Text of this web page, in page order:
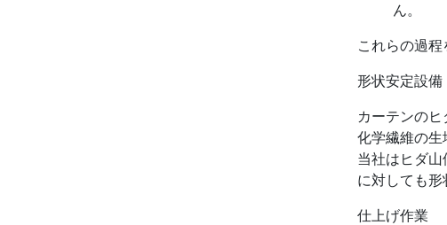
ん。
これらの過
形状安定設備
カーテンの
化学繊維の生
当社はヒダ
に対しても形
仕上げ作業